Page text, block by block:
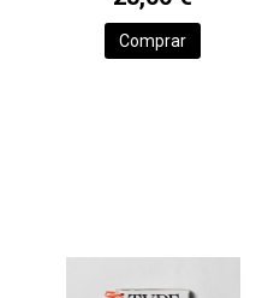
Comprar